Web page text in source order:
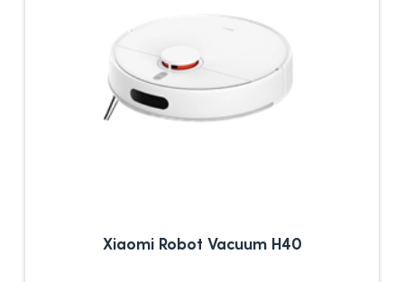
Xiaomi Robot Vacuum H40